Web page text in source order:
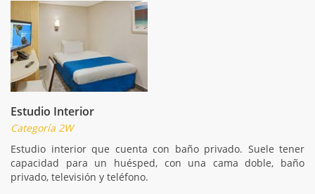
Estudio Interior
Categoría 2W
Estudio interior que cuenta con baño privado. Suele tener
capacidad para un huésped, con una cama doble, baño
privado, televisión y teléfono.